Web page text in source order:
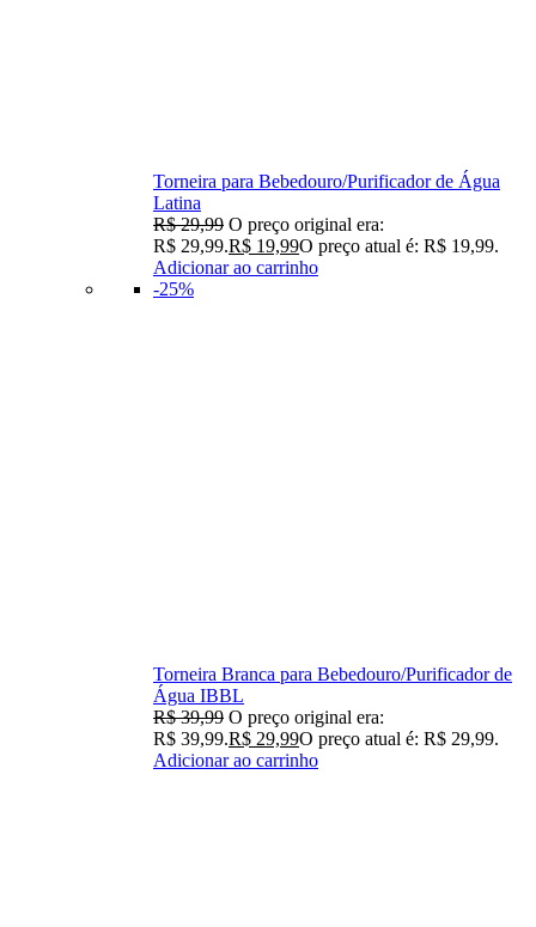
Torneira para Bebedouro/Purificador de Água
Latina
R$29,99 O preço original era:
R$ 29,99.R$ 19,99O preço atual é: R$ 19,99.
Adicionar ao carrinho
-25%
Torneira Branca para Bebedouro/Purificador de
Água IBBL
R$39,99 O preço original era:
R$ 39,99.R$ 29,99O preço atual é: R$ 29,99.
Adicionar ao carrinho